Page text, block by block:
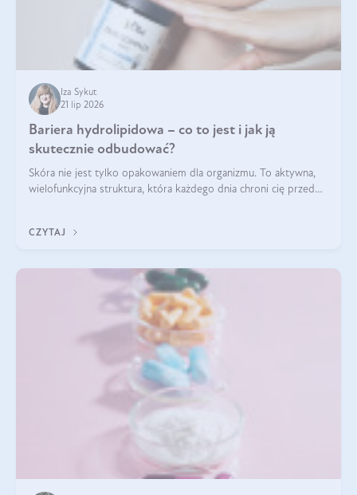
Iza Sykut
21 lip 2026
Bariera hydrolipidowa – co to jest i jak ją
skutecznie odbudować?
Skóra nie jest tylko opakowaniem dla organizmu. To aktywna,
wielofunkcyjna struktura, która każdego dnia chroni cię przed
bariera hydrolipidowa.
CZYTAJ